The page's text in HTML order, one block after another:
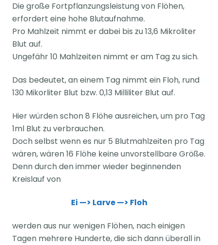
Die große Fortpflanzungsleistung von Flöhen,
erfordert eine hohe Blutaufnahme.
Pro Mahlzeit nimmt er dabei bis zu 13,6 Mikroliter
Blut auf.
Ungefähr 10 Mahlzeiten nimmt er am Tag zu sich.
Das bedeutet, an einem Tag nimmt ein Floh, rund
130 Mikorliter Blut bzw. 0,13 Milliliter Blut auf.
Hier würden schon 8 Flöhe ausreichen, um pro Tag
1ml Blut zu verbrauchen.
Doch selbst wenn es nur 5 Blutmahlzeiten pro Tag
wären, wären 16 Flöhe keine unvorstellbare Größe.
Denn durch den immer wieder beginnenden
Kreislauf von
Ei —> Larve —> Floh
werden aus nur wenigen Flöhen, nach einigen
Tagen mehrere Hunderte, die sich dann überall in